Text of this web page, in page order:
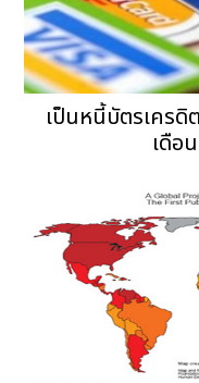
เป็นหนี้บัตรเครดิ
เดือ